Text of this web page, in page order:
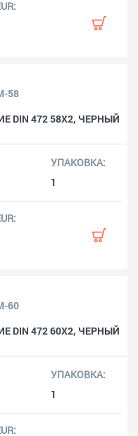
58
DIN 472 58X2, ЧЕРНЫЙ
1
60
DIN 472 60X2, ЧЕРНЫЙ
1